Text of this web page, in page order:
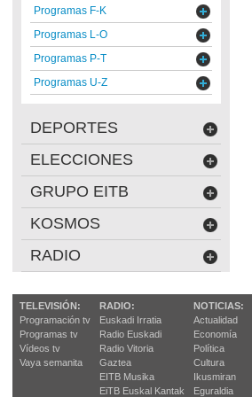
Programas F-K
Programas L-O
Programas P-T
Programas U-Z
DEPORTES
ELECCIONES
GRUPO EITB
KOSMOS
RADIO
TELEVISIÓN:
Programación tv
Programas tv
Vídeos tv
Vaya semanita
RADIO:
Euskadi Irratia
Radio Euskadi
Radio Vitoria
Gaztea
EITB Musika
EiTB Euskal Kantak
NOTICIAS:
Actualidad
Economía
Política
Cultura
Ikusmiran
Eguraldia